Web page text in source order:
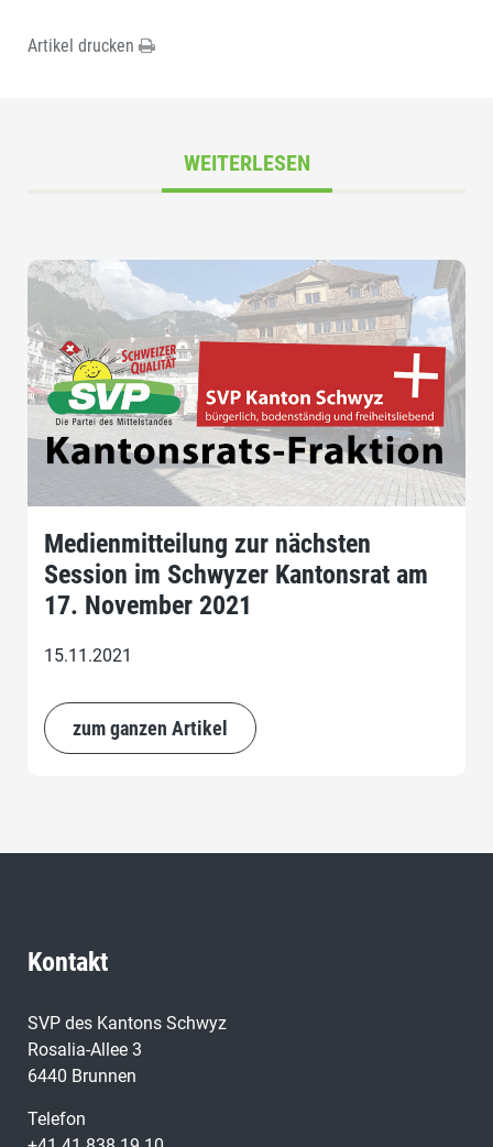
Artikel drucken
WEITERLESEN
Medienmitteilung zur nächsten
Session im Schwyzer Kantonsrat am
17. November 2021
15.11.2021
zum ganzen Artikel
Kontakt
SVP des Kantons Schwyz
Rosalia-Allee 3
6440 Brunnen
Telefon